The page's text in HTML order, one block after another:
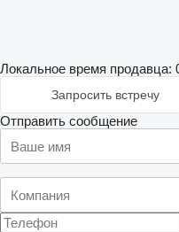
Локальное время продавца:
Запросить встречу
Отправить сообщение